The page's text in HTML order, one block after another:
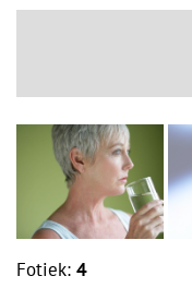
Fotiek: 4